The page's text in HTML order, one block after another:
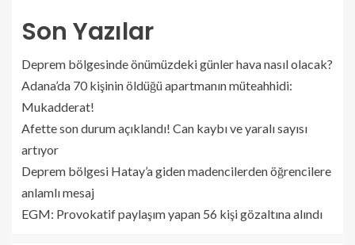
Son Yazılar
Deprem bölgesinde önümüzdeki günler hava nasıl olacak?
Adana’da 70 kişinin öldüğü apartmanın müteahhidi:
Mukadderat!
Afette son durum açıklandı! Can kaybı ve yaralı sayısı
artıyor
Deprem bölgesi Hatay’a giden madencilerden öğrencilere
anlamlı mesaj
EGM: Provokatif paylaşım yapan 56 kişi gözaltına alındı